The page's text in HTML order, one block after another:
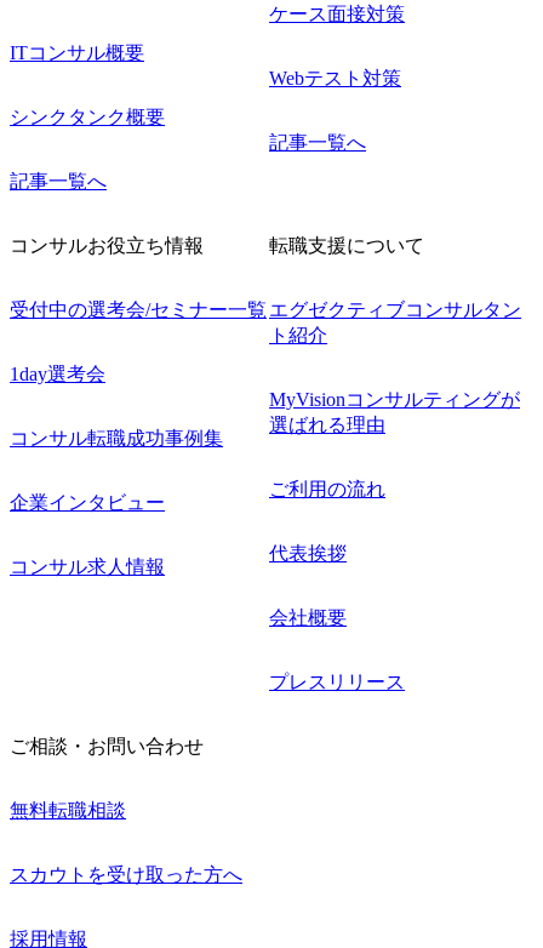
ITコンサル概要
シンクタンク概要
記事一覧へ
ケース面接対策
Webテスト対策
記事一覧へ
コンサルお役立ち情報
受付中の選考会/セミナー一覧
1day選考会
コンサル転職成功事例集
企業インタビュー
コンサル求人情報
転職支援について
エグゼクティブコンサルタン
ト紹介
MyVisionコンサルティングが
選ばれる理由
ご利用の流れ
代表挨拶
会社概要
プレスリリース
ご相談・お問い合わせ
無料転職相談
スカウトを受け取った方へ
採用情報